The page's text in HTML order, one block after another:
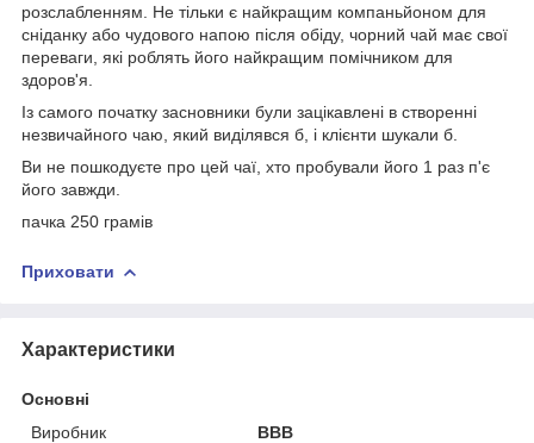
розслабленням. Не тільки є найкращим компаньйоном для
сніданку або чудового напою після обіду, чорний чай має свої
переваги, які роблять його найкращим помічником для
здоров'я.
Із самого початку засновники були зацікавлені в створенні
незвичайного чаю, який виділявся б, і клієнти шукали б.
Ви не пошкодуєте про цей чаї, хто пробували його 1 раз п'є
його завжди.
пачка 250 грамів
Приховати
Характеристики
Основні
Виробник
ВВВ